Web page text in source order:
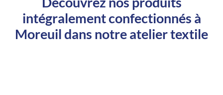
intégralement confectionnés à
Moreuil dans notre atelier textile